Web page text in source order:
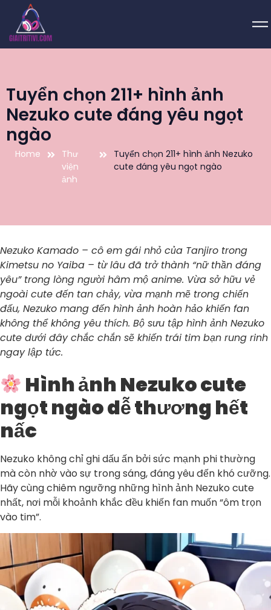
Tuyển chọn 211+ hình ảnh
Nezuko cute đáng yêu ngọt
ngào
Home
Thư
viện
ảnh
Tuyển chọn 211+ hình ảnh Nezuko
cute đáng yêu ngọt ngào
Nezuko Kamado – cô em gái nhỏ của Tanjiro trong
Kimetsu no Yaiba – từ lâu đã trở thành “nữ thần đáng
yêu” trong lòng người hâm mộ anime. Vừa sở hữu vẻ
ngoài cute đến tan chảy, vừa mạnh mẽ trong chiến
đấu, Nezuko mang đến hình ảnh hoàn hảo khiến fan
không thể không yêu thích. Bộ sưu tập hình ảnh Nezuko
cute dưới đây chắc chắn sẽ khiến trái tim bạn rung rinh
ngay lập tức.
Hình ảnh Nezuko cute
ngọt ngào dễ thương hết
nấc
Nezuko không chỉ ghi dấu ấn bởi sức mạnh phi thường
mà còn nhờ vào sự trong sáng, đáng yêu đến khó cưỡng.
Hãy cùng chiêm ngưỡng những hình ảnh Nezuko cute
nhất, nơi mỗi khoảnh khắc đều khiến fan muốn “ôm trọn
vào tim”.